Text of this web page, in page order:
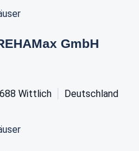
GmbH
Wittlich Deutschland